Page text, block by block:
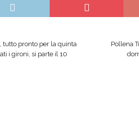
tutto pronto per la quinta
i gironi, si parte il 10
Pollena